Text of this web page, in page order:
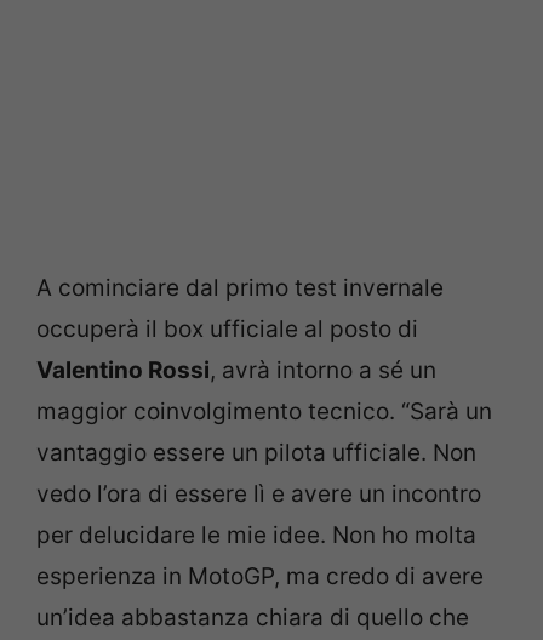
A cominciare dal primo test invernale
occuperà il box ufficiale al posto di
Valentino Rossi, avrà intorno a sé un
maggior coinvolgimento tecnico. “Sarà un
vantaggio essere un pilota ufficiale. Non
vedo l’ora di essere lì e avere un incontro
per delucidare le mie idee. Non ho molta
esperienza in MotoGP, ma credo di avere
un’idea abbastanza chiara di quello che